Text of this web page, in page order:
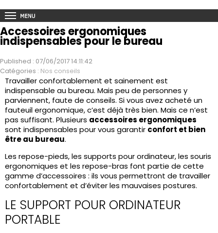
Accessoires ergonomiques
indispensables pour le bureau
Published : 07/06/2017 14:11:42
Catégories : Nos conseils
Travailler confortablement et sainement est
indispensable au bureau. Mais peu de personnes y
parviennent, faute de conseils. Si vous avez acheté un
fauteuil ergonomique, c’est déjà très bien. Mais ce n’est
pas suffisant. Plusieurs accessoires ergonomiques
sont indispensables pour vous garantir confort et bien
être au bureau.
Les repose-pieds, les supports pour ordinateur, les souris
ergonomiques et les repose-bras font partie de cette
gamme d’accessoires : ils vous permettront de travailler
confortablement et d’éviter les mauvaises postures.
LE SUPPORT POUR ORDINATEUR
PORTABLE